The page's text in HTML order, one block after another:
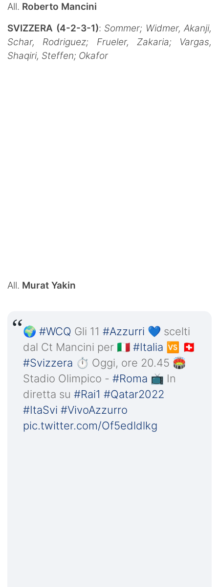
All. Roberto Mancini
SVIZZERA (4-2-3-1): Sommer; Widmer, Akanji,
Schar, Rodriguez; Frueler, Zakaria; Vargas,
Shaqiri, Steffen; Okafor
All. Murat Yakin
🌍 #WCQ Gli 11 #Azzurri 💙 scelti
dal Ct Mancini per 🇮🇹 #Italia 🆚 🇨🇭
#Svizzera ⏱️ Oggi, ore 20.45 🏟️
Stadio Olimpico - #Roma 📺 In
diretta su #Rai1 #Qatar2022
#ItaSvi #VivoAzzurro
pic.twitter.com/Of5edldlkg